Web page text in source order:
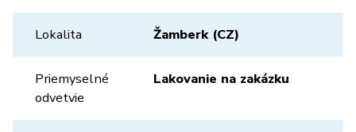
Lokalita Žamberk (CZ)
Priemyselné
odvetvie
Lakovanie na zakázku